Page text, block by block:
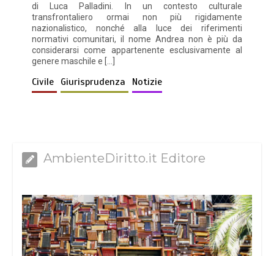
di Luca Palladini. In un contesto culturale
transfrontaliero ormai non più rigidamente
nazionalistico, nonché alla luce dei riferimenti
normativi comunitari, il nome Andrea non è più da
considerarsi come appartenente esclusivamente al
genere maschile e […]
Civile Giurisprudenza Notizie
AmbienteDiritto.it Editore